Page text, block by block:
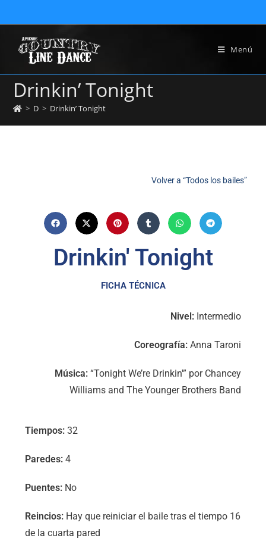
Menú
Drinkin’ Tonight
> D > Drinkin’ Tonight
Volver a “Todos los bailes”
Drinkin' Tonight
FICHA TÉCNICA
Nivel:Intermedio
Coreografía:Anna Taroni
Música:“Tonight We’re Drinkin'” por Chancey
Williams and The Younger Brothers Band
Tiempos: 32
Paredes: 4
Puentes: No
Reincios: Hay que reiniciar el baile tras el tiempo 16
de la cuarta pared